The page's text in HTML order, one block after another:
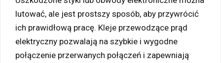
lutować, ale jest prostszy sposób, aby przywrócić
ich prawidłową pracę. Kleje przewodzące prąd
elektryczny pozwalają na szybkie i wygodne
połączenie przerwanych połączeń i zapewniają